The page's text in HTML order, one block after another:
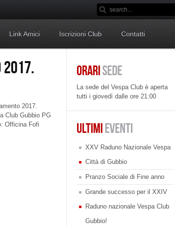
Link Amici Iscrizioni Club Contatti
2017.
2017.
Club Gubbio PG
Officina Fofi
ORARISEDE
La sede del Vespa Club è aperta
tutti i giovedì dalle ore 21:00
ULTIMIEVENTI
XXV Raduno Nazionale Vespa
Città di Gubbio
Pranzo Sociale di Fine anno
Grande successo per il XXIV
Raduno nazionale Vespa Club
Gubbio!